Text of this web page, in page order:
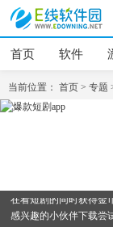
首页 软件
当前位置： 首页 > 专题
在看短剧的同时获得金
感兴趣的小伙伴下载尝